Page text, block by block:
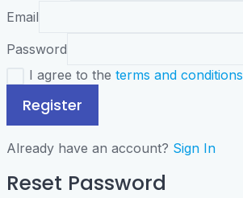
Email
Password
I agree to the terms and conditions
Register
Already have an account? Sign In
Reset Password